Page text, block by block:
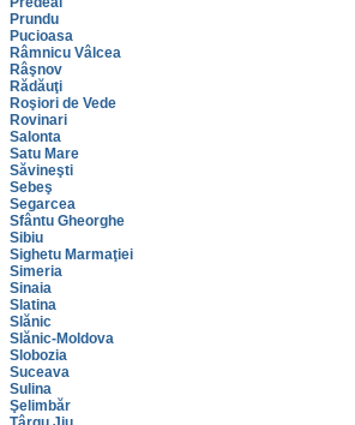
Prundu
Pucioasa
Râmnicu Vâlcea
Râşnov
Rădăuţi
Roşiori de Vede
Rovinari
Salonta
Satu Mare
Săvineşti
Sebeş
Segarcea
Sfântu Gheorghe
Sibiu
Sighetu Marmaţiei
Simeria
Sinaia
Slatina
Slănic
Slănic-Moldova
Slobozia
Suceava
Sulina
Şelimbăr